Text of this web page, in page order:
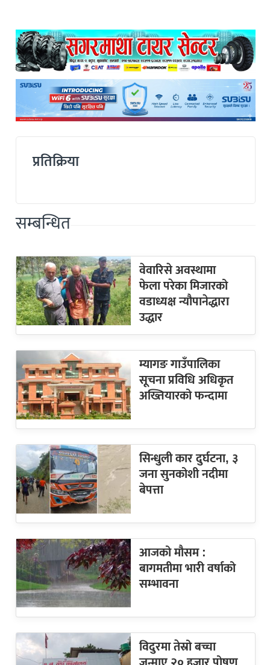
प्रतिक्रिया
सम्बन्धित
वेवारिसे अवस्थामा
फेला परेका मिजारको
वडाध्यक्ष न्यौपानेद्धारा
उद्धार
म्यागङ गाउँपालिका
सूचना प्रविधि अधिकृत
अख्तियारको फन्दामा
सिन्धुली कार दुर्घटना, ३
जना सुनकोशी नदीमा
बेपत्ता
आजको मौसम :
बागमतीमा भारी वर्षाको
सम्भावना
विदुरमा तेस्रो बच्चा